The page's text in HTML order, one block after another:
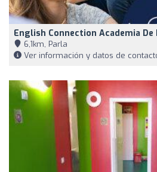
English Connection Academia
6,1km, Parla
Ver información y datos de